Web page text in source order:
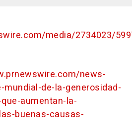
media/2734023/
news-
de-la-generosidad-
aumentan-la-
buenas-causas-